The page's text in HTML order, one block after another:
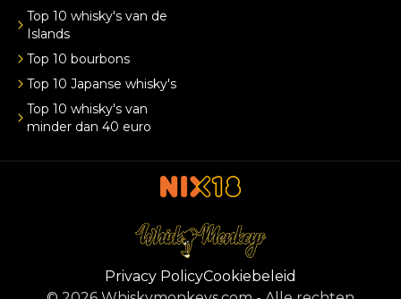
Top 10 whisky's van de
Islands
Top 10 bourbons
Top 10 Japanse whisky's
Top 10 whisky's van
minder dan 40 euro
Privacy PolicyCookiebeleid